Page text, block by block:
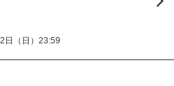
日（日）23:59